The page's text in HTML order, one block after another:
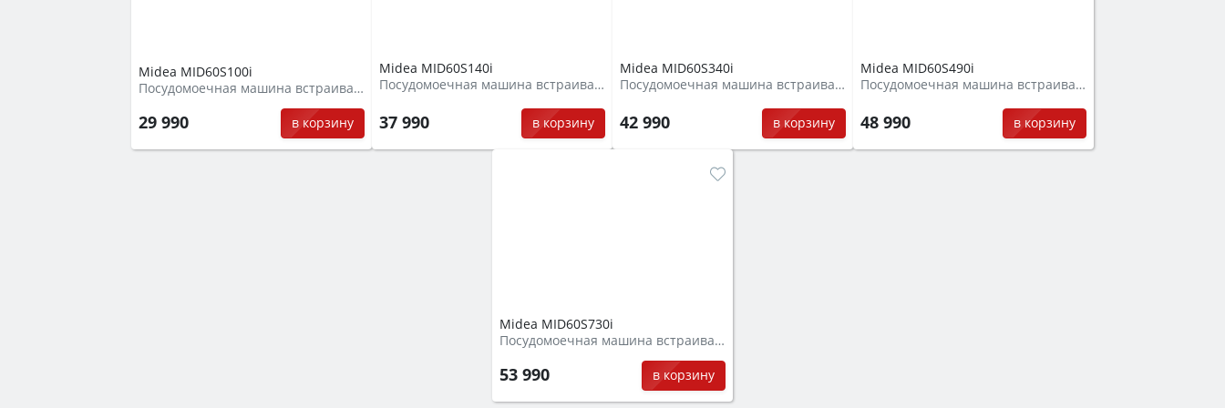
Midea MID60S100i
Посудомоечная машина встраиваемая
29 990 в корзину
Midea MID60S140i
Посудомоечная машина встраиваемая
37 990 в корзину
Midea MID60S340i
Посудомоечная машина встраиваемая
42 990 в корзину
Midea MID60S490i
Посудомоечная машина встраиваемая
48 990 в корзину
Midea MID60S730i
Посудомоечная машина встраиваемая
53 990 в корзину